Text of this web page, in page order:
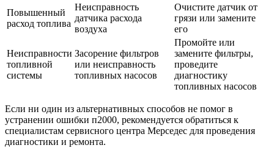
Повышенный
расход топлива
Неисправность
датчика расхода
воздуха
Очистите датчик от
грязи или замените
его
Неисправности
топливной
системы
Засорение фильтров
или неисправность
топливных насосов
Промойте или
замените фильтры,
проведите
диагностику
топливных насосов
Если ни один из альтернативных способов не помог в
устранении ошибки п2000, рекомендуется обратиться к
специалистам сервисного центра Мерседес для проведения
диагностики и ремонта.